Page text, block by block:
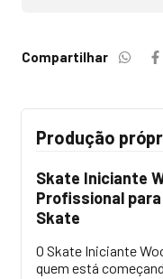
Compartilhar
Produção
Skate Iniciante
Profissional
Skate
O Skate Iniciante
quem está